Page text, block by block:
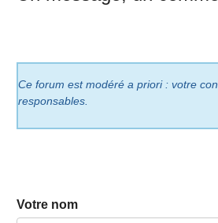
Ce forum est modéré a priori : votre
responsables.
Votre nom